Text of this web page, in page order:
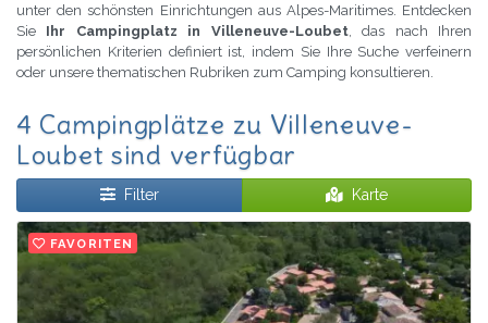
unter den schönsten Einrichtungen aus Alpes-Maritimes. Entdecken
Sie Ihr Campingplatz in Villeneuve-Loubet, das nach Ihren
persönlichen Kriterien definiert ist, indem Sie Ihre Suche verfeinern
oder unsere thematischen Rubriken zum Camping konsultieren.
4 Campingplätze zu Villeneuve-
Loubet sind verfügbar
Filter Karte
FAVORITEN